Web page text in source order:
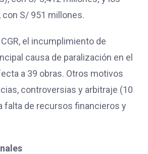
S/ 951 millones.
el incumplimiento de
causa de paralización en el
a 39 obras. Otros motivos
controversias y arbitraje (10
falta de recursos financieros y